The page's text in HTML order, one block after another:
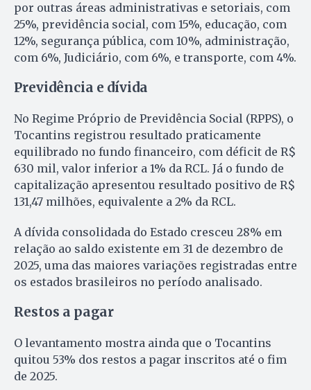
por outras áreas administrativas e setoriais, com
25%, previdência social, com 15%, educação, com
12%, segurança pública, com 10%, administração,
com 6%, Judiciário, com 6%, e transporte, com 4%.
Previdência e dívida
No Regime Próprio de Previdência Social (RPPS), o
Tocantins registrou resultado praticamente
equilibrado no fundo financeiro, com déficit de R$
630 mil, valor inferior a 1% da RCL. Já o fundo de
capitalização apresentou resultado positivo de R$
131,47 milhões, equivalente a 2% da RCL.
A dívida consolidada do Estado cresceu 28% em
relação ao saldo existente em 31 de dezembro de
2025, uma das maiores variações registradas entre
os estados brasileiros no período analisado.
Restos a pagar
O levantamento mostra ainda que o Tocantins
quitou 53% dos restos a pagar inscritos até o fim
de 2025.